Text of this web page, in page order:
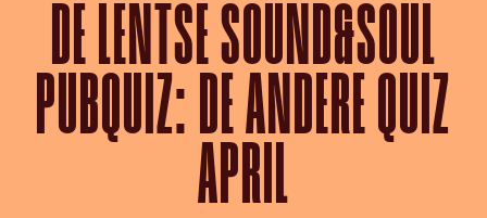
DE LENTSE SOUND&SOUL
PUBQUIZ: DE ANDERE QUIZ
APRIL